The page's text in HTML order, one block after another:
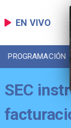
EN VIVO
PROGRAMACIÓN
SEC